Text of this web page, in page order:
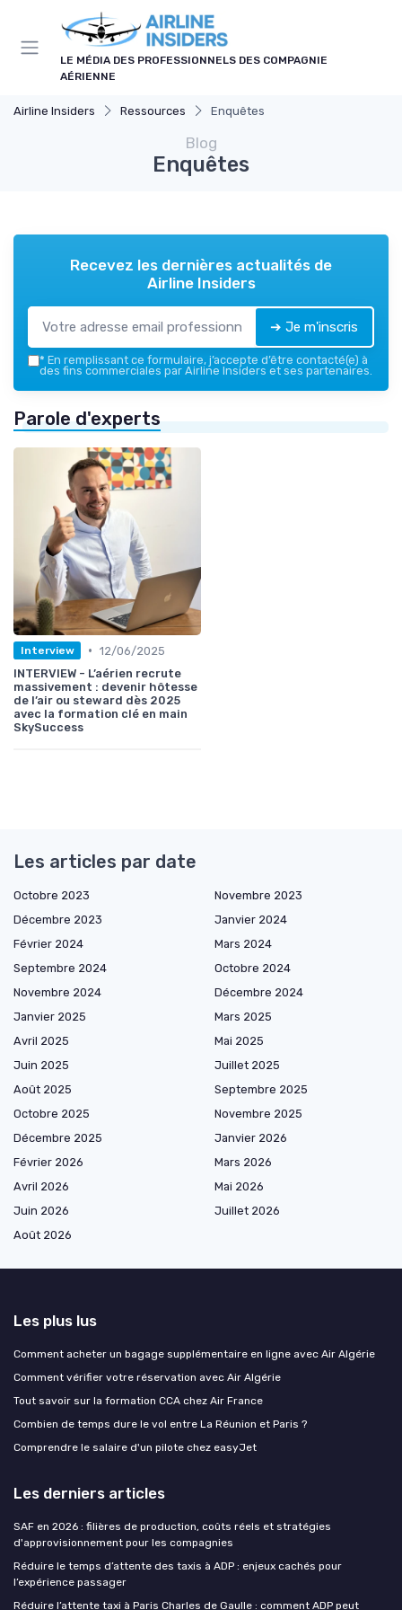
LE MÉDIA DES PROFESSIONNELS DES COMPAGNIE
AÉRIENNE
Airline Insiders Ressources Enquêtes
Blog
Enquêtes
Recevez les dernières actualités de
Airline Insiders
➔ Je m'inscris
* En remplissant ce formulaire, j’accepte d’être contacté(e) à
des fins commerciales par Airline Insiders et ses partenaires.
Parole d'experts
Interview • 12/06/2025
INTERVIEW - L’aérien recrute
massivement : devenir hôtesse
de l’air ou steward dès 2025
avec la formation clé en main
SkySuccess
Les articles par date
Octobre 2023
Novembre 2023
Décembre 2023
Janvier 2024
Février 2024
Mars 2024
Septembre 2024
Octobre 2024
Novembre 2024
Décembre 2024
Janvier 2025
Mars 2025
Avril 2025
Mai 2025
Juin 2025
Juillet 2025
Août 2025
Septembre 2025
Octobre 2025
Novembre 2025
Décembre 2025
Janvier 2026
Février 2026
Mars 2026
Avril 2026
Mai 2026
Juin 2026
Juillet 2026
Août 2026
Les plus lus
Comment acheter un bagage supplémentaire en ligne avec Air Algérie
Comment vérifier votre réservation avec Air Algérie
Tout savoir sur la formation CCA chez Air France
Combien de temps dure le vol entre La Réunion et Paris ?
Comprendre le salaire d'un pilote chez easyJet
Les derniers articles
SAF en 2026 : filières de production, coûts réels et stratégies
d'approvisionnement pour les compagnies
Réduire le temps d’attente des taxis à ADP : enjeux cachés pour
l’expérience passager
Réduire l’attente taxi à Paris Charles de Gaulle : comment ADP peut
Panneau de gestion des cookies